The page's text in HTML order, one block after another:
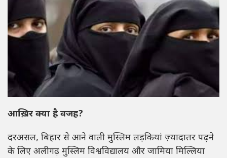
आख़िर क्या है वजह?
दरअसल, बिहार से आने वाली मुस्लिम लड़कियां ज़्यादातर पढ़ने
के लिए अलीगढ़ मुस्लिम विश्वविद्यालय और जामिया मिल्लिया